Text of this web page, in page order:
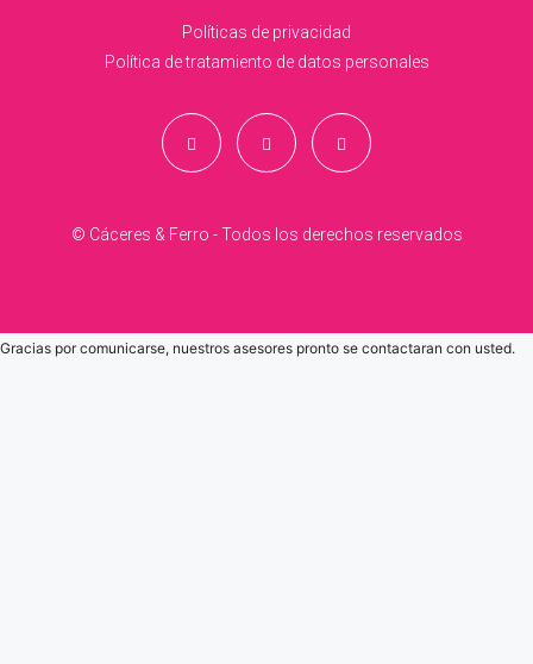
Políticas de privacidad
Política de tratamiento de datos personales
© Cáceres & Ferro - Todos los derechos reservados
Gracias por comunicarse, nuestros asesores pronto se contactaran con usted.